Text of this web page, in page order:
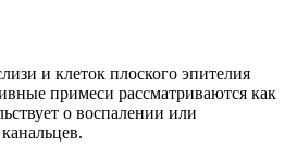
и клеток плоского эпителия
примеси рассматриваются как
о воспалении или